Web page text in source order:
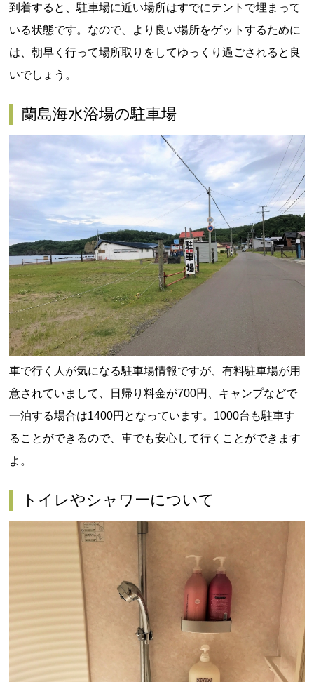
到着すると、駐車場に近い場所はすでにテントで埋まって
いる状態です。なので、より良い場所をゲットするために
は、朝早く行って場所取りをしてゆっくり過ごされると良
いでしょう。
蘭島海水浴場の駐車場
車で行く人が気になる駐車場情報ですが、有料駐車場が用
意されていまして、日帰り料金が700円、キャンプなどで
一泊する場合は1400円となっています。1000台も駐車す
ることができるので、車でも安心して行くことができます
よ。
トイレやシャワーについて